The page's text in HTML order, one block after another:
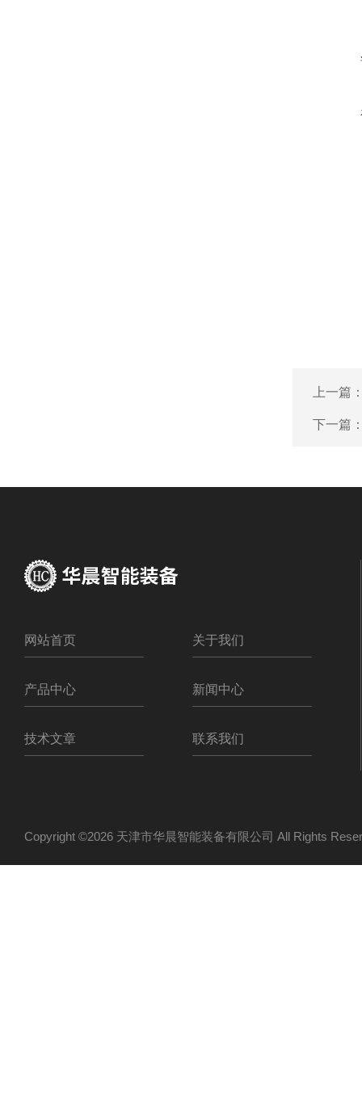
上一篇
下一篇
网站首页 关于我们
产品中心 新闻中心
技术文章 联系我们
Copyright ©2026 天津市华晨智能装备有限公司 All Rights